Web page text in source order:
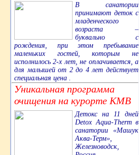
В санатории
принимают деток с
младенческого
возраста –
буквально с
рождения, при этом пребывание
маленьких гостей, которым не
исполнилось 2-х лет, не оплачивается, а
для малышей от 2 до 4 лет действует
специальная цена .
Уникальная программа
очищения на курорте КМВ
Детокс на 11 дней
Detox Aqua-Therm в
санатории «Машук
Аква-Терм»,
Железноводск,